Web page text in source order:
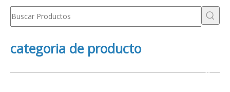
categoria de producto